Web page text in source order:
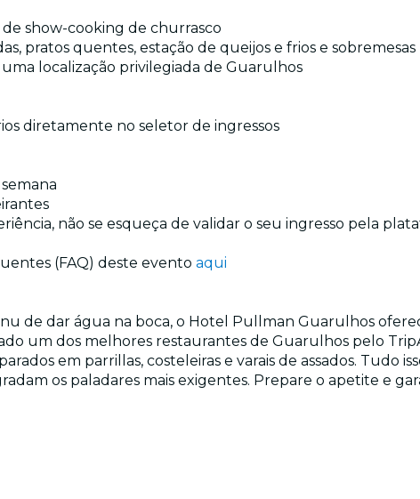
show-cooking de churrasco
pratos quentes, estação de queijos e frios e sobremesas
localização privilegiada de Guarulhos
diretamente no seletor de ingressos
não se esqueça de validar o seu ingresso pela
(FAQ) deste evento aqui
de dar água na boca, o Hotel Pullman Guarulhos
um dos melhores restaurantes de Guarulhos pelo
em parrillas, costeleiras e varais de assados. Tudo
os paladares mais exigentes. Prepare o apetite e